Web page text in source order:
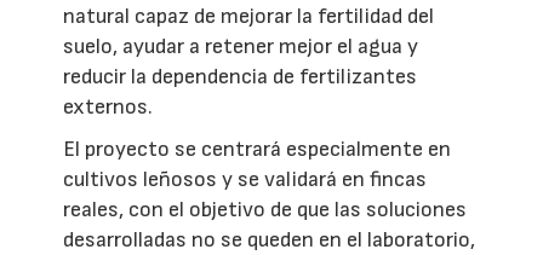
natural capaz de mejorar la fertilidad del
suelo, ayudar a retener mejor el agua y
reducir la dependencia de fertilizantes
externos.
El proyecto se centrará especialmente en
cultivos leñosos y se validará en fincas
reales, con el objetivo de que las soluciones
desarrolladas no se queden en el laboratorio,